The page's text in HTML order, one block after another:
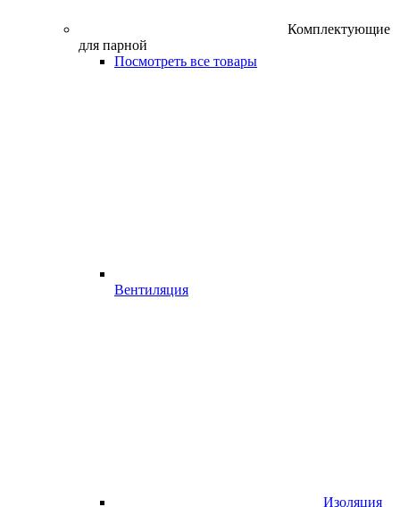
Комплектующие
для парной
Посмотреть все товары
Вентиляция
Изоляция